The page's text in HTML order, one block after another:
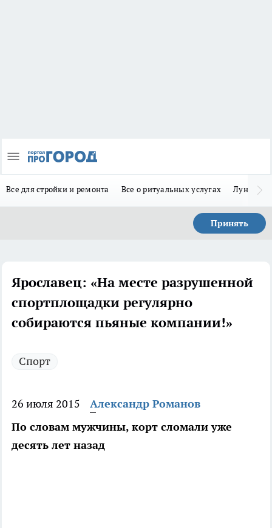
Все для стройки и ремонта Все о ритуальных услугах Лунно-
Принять
Ярославец: «На месте разрушенной
спортплощадки регулярно
собираются пьяные компании!»
Спорт
26 июля 2015
Александр Романов
По словам мужчины, корт сломали уже
десять лет назад